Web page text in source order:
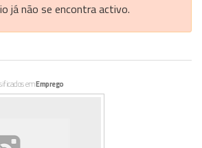
já não se encontra activo.
emEmprego